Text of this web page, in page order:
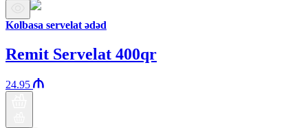
Kolbasa servelat ədəd
Remit Servelat 400qr
24.95